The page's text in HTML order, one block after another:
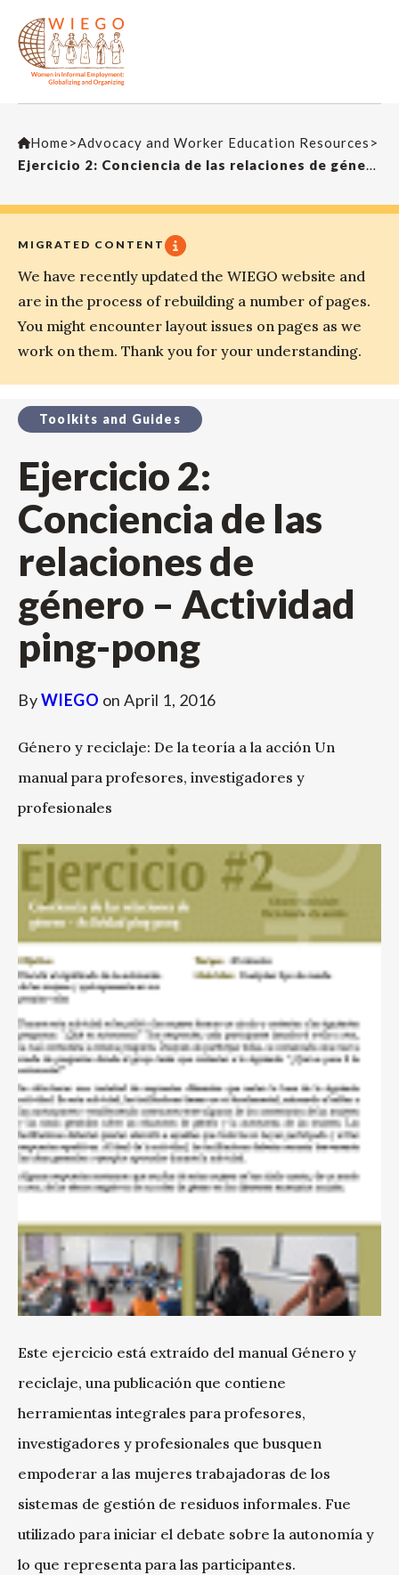
Home>Advocacy and Worker Education Resources >
Ejercicio 2: Conciencia de las relaciones de género – Actividad ping-pong
MIGRATED CONTENT
We have recently updated the WIEGO website and
are in the process of rebuilding a number of pages.
You might encounter layout issues on pages as we
work on them. Thank you for your understanding.
Toolkits and Guides
Ejercicio 2:
Conciencia de las
relaciones de
género – Actividad
ping-pong
ByWIEGO on April 1, 2016
Género y reciclaje: De la teoría a la acción Un
manual para profesores, investigadores y
profesionales
Este ejercicio está extraído del manual Género y
reciclaje, una publicación que contiene
herramientas integrales para profesores,
investigadores y profesionales que busquen
empoderar a las mujeres trabajadoras de los
sistemas de gestión de residuos informales. Fue
utilizado para iniciar el debate sobre la autonomía y
lo que representa para las participantes.